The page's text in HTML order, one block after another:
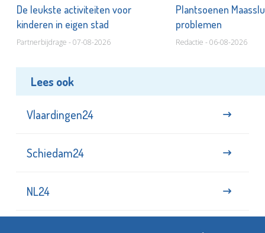
De leukste activiteiten voor
kinderen in eigen stad
Partnerbijdrage - 07-08-2026
Plantsoenen
problemen
Redactie - 06-08-2026
Lees ook
Vlaardingen24
Schiedam24
NL24